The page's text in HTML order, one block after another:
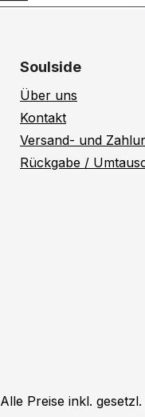
Soulside
Über uns
Kontakt
Versand- und
Rückgabe /
Alle Preise inkl.